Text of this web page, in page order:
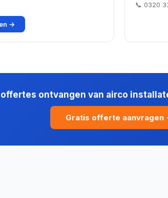
→
📞 0320
ontvangen van airco
Gratis offerte aanvragen